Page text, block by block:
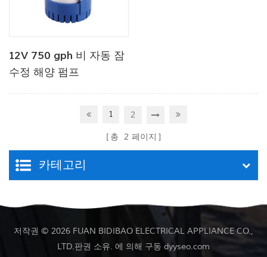
12V 750 gph 비 자동 잠
수정 해양 펌프
1 2
총 2 페이지
카테고리
저작권 © 2026 FUAN BIDIBAO ELECTRICAL APPLIANCE CO.,
LTD.판권 소유. 에 의해 구동 dyyseo.com